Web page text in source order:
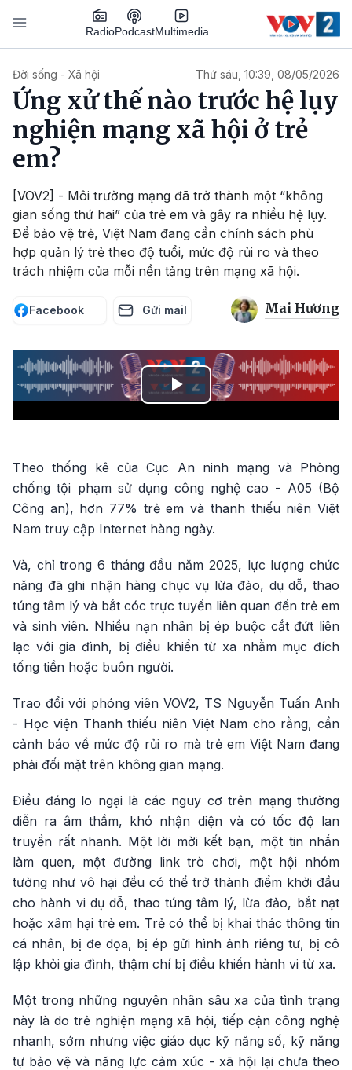
Nhảy đến nội dung
RadioPodcastMultimedia
Đời sống - Xã hội Thứ sáu, 10:39, 08/05/2026
Ứng xử thế nào trước hệ lụy
nghiện mạng xã hội ở trẻ
em?
[VOV2] - Môi trường mạng đã trở thành một “không
gian sống thứ hai” của trẻ em và gây ra nhiều hệ lụy.
Để bảo vệ trẻ, Việt Nam đang cần chính sách phù
hợp quản lý trẻ theo độ tuổi, mức độ rủi ro và theo
trách nhiệm của mỗi nền tảng trên mạng xã hội.
Facebook Gửi mail Mai Hương
Play
Theo thống kê của Cục An ninh mạng và Phòng
chống tội phạm sử dụng công nghệ cao - A05 (Bộ
Công an), hơn 77% trẻ em và thanh thiếu niên Việt
Nam truy cập Internet hàng ngày.
Và, chỉ trong 6 tháng đầu năm 2025, lực lượng chức
năng đã ghi nhận hàng chục vụ lừa đảo, dụ dỗ, thao
túng tâm lý và bắt cóc trực tuyến liên quan đến trẻ em
và sinh viên. Nhiều nạn nhân bị ép buộc cắt đứt liên
lạc với gia đình, bị điều khiển từ xa nhằm mục đích
tống tiền hoặc buôn người.
Trao đổi với phóng viên VOV2, TS Nguyễn Tuấn Anh
- Học viện Thanh thiếu niên Việt Nam cho rằng, cần
cảnh báo về mức độ rủi ro mà trẻ em Việt Nam đang
phải đối mặt trên không gian mạng.
Điều đáng lo ngại là các nguy cơ trên mạng thường
diễn ra âm thầm, khó nhận diện và có tốc độ lan
truyền rất nhanh. Một lời mời kết bạn, một tin nhắn
làm quen, một đường link trò chơi, một hội nhóm
tưởng như vô hại đều có thể trở thành điểm khởi đầu
cho hành vi dụ dỗ, thao túng tâm lý, lừa đảo, bắt nạt
hoặc xâm hại trẻ em. Trẻ có thể bị khai thác thông tin
cá nhân, bị đe dọa, bị ép gửi hình ảnh riêng tư, bị cô
lập khỏi gia đình, thậm chí bị điều khiển hành vi từ xa.
Một trong những nguyên nhân sâu xa của tình trạng
này là do trẻ nghiện mạng xã hội, tiếp cận công nghệ
nhanh, sớm nhưng việc giáo dục kỹ năng số, kỹ năng
tự bảo vệ và năng lực cảm xúc - xã hội lại chưa theo